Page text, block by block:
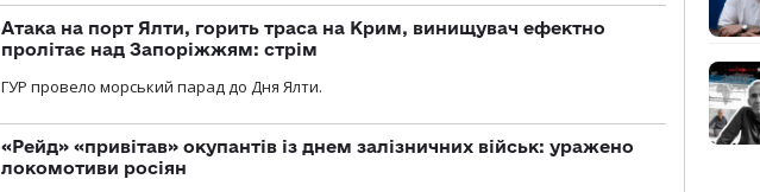
Атака на порт Ялти, горить траса на Крим, винищувач ефектно
пролітає над Запоріжжям: стрім
ГУР провело морський парад до Дня Ялти.
«Рейд» «привітав» окупантів із днем залізничних військ: уражено
локомотиви росіян